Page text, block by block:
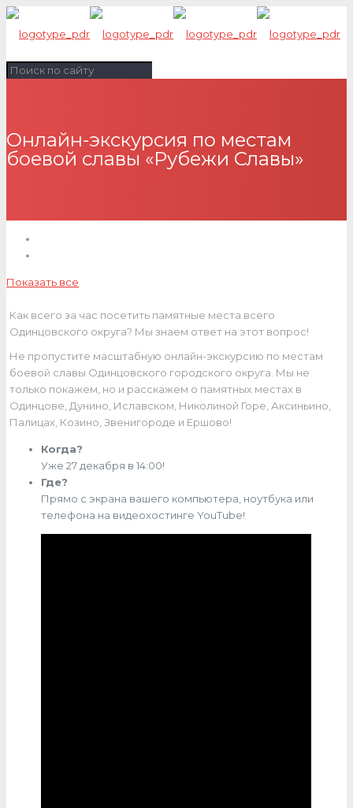
Онлайн-экскурсия по местам
боевой славы «Рубежи Славы»
Показать все
Как всего за час посетить памятные места всего
Одинцовского округа? Мы знаем ответ на этот вопрос!
Не пропустите масштабную онлайн-экскурсию по местам
боевой славы Одинцовского городского округа. Мы не
только покажем, но и расскажем о памятных местах в
Одинцове, Дунино, Иславском, Николиной Горе, Аксиньино,
Палицах, Козино, Звенигороде и Ершово!
Когда?
Уже 27 декабря в 14:00!
Где?
Прямо с экрана вашего компьютера, ноутбука или
телефона на видеохостинге YouTube!